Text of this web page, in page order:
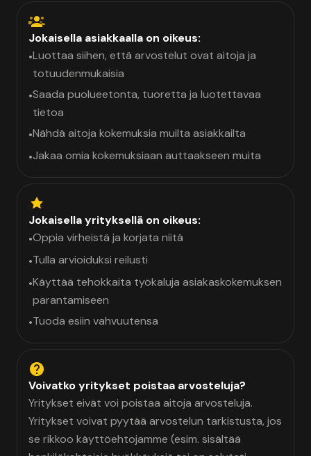
Jokaisella asiakkaalla on oikeus:
•Luottaa siihen, että arvostelut ovat aitoja ja
totuudenmukaisia
•Saada puolueetonta, tuoretta ja luotettavaa
tietoa
•Nähdä aitoja kokemuksia muilta asiakkailta
•Jakaa omia kokemuksiaan auttaakseen muita
Jokaisella yrityksellä on oikeus:
•Oppia virheistä ja korjata niitä
•Tulla arvioiduksi reilusti
•Käyttää tehokkaita työkaluja asiakaskokemuksen
parantamiseen
•Tuoda esiin vahvuutensa
Voivatko yritykset poistaa arvosteluja?
Yritykset eivät voi poistaa aitoja arvosteluja.
Yritykset voivat pyytää arvostelun tarkistusta, jos
se rikkoo käyttöehtojamme (esim. sisältää